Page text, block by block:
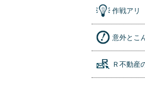
作戦アリ
意外とこ
Ｒ不動産